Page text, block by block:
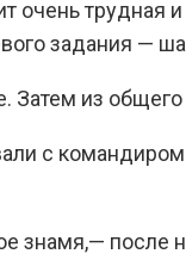
трудная
задания —
Затем из
с
знамя,— после